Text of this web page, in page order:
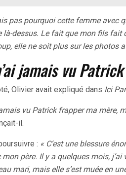
pas pourquoi cette femme avec
là-dessus. Le fait que mon fils fait
elle ne soit plus sur les photos
jamais vu
Olivier avait expliqué dans Ici
vu Patrick frapper ma mère,
il.
: « C’est une blessure
mon père. Il y a quelques mois,
mari, mais elle s’est muée en